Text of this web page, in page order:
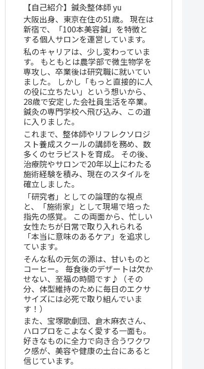
【自己紹介】鍼灸整体師 yu
大阪出身、東京在住の51歳。 現在は
新宿で、「100本美容鍼」を特徴と
する個人サロンを運営しています。
私のキャリアは、少し変わっていま
す。 もともとは農学部で微生物学を
専攻し、卒業後は研究職に就いてい
ました。 しかし「もっと直接的に人
の役に立ちたい」という想いから、
28歳で安定した会社員生活を卒業。
鍼灸の専門学校へ飛び込み、この道
に入りました。
これまで、整体師やリフレクソロジ
スト養成スクールの講師を務め、数
多くのセラピストを育成。 その後、
治療院やサロンで20年以上にわたる
施術経験を積み、現在のスタイルを
確立しました。
「研究者」としての論理的な視点
と、「施術家」として現場で培った
指先の感覚。 この両面から、忙しい
女性たちが日常で取り入れられる
「本当に意味のあるケア」を追求し
ています。
そんな私の元気の源は、甘いものと
コーヒー。 毎食後のデザートは欠か
せない、至福の時間です♪（その
分、体型維持のために毎日のエクサ
サイズには必死で取り組んでいま
す！）
また、宝塚歌劇団、倉木麻衣さん、
ハロプロをこよなく愛する一面も。
好きなものに全力で向き合うワクワ
ク感が、美容や健康の土台にあると
信じています。